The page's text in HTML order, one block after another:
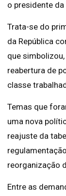
o presidente da
Trata-se do
da República
que
reabertura de
classe
Temas que
uma nova
reajuste da
reorganização
Entre as